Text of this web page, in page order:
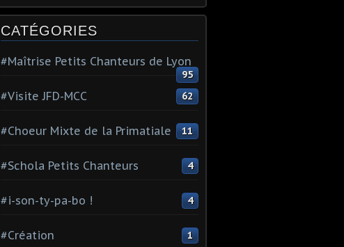
CATÉGORIES
#Maîtrise Petits Chanteurs de Lyon
95
#Visite JFD-MCC 62
#Choeur Mixte de la Primatiale 11
#Schola Petits Chanteurs 4
#i-son-ty-pa-bo ! 4
#Création 1